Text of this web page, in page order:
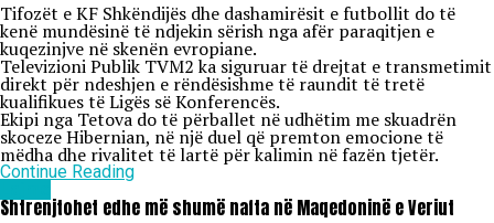
Tifozët e KF Shkëndijës dhe dashamirësit e futbollit do të
kenë mundësinë të ndjekin sërish nga afër paraqitjen e
kuqezinjve në skenën evropiane.
Televizioni Publik TVM2 ka siguruar të drejtat e transmetimit
direkt për ndeshjen e rëndësishme të raundit të tretë
kualifikues të Ligës së Konferencës.
Ekipi nga Tetova do të përballet në udhëtim me skuadrën
skoceze Hibernian, në një duel që premton emocione të
mëdha dhe rivalitet të lartë për kalimin në fazën tjetër.
Continue Reading
Shtrenjtohet edhe më shumë nafta në Maqedoninë e Veriut